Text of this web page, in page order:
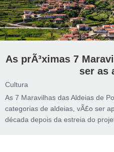
As prÃ³ximas 7
ser as
Cultura
As 7 Maravilhas das Aldeias de
categorias de aldeias, vÃ£o ser
década depois da estreia do